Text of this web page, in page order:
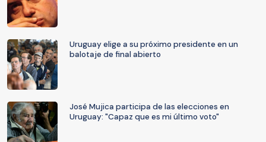
Uruguay elige a su próximo presidente en un
balotaje de final abierto
José Mujica participa de las elecciones en
Uruguay: "Capaz que es mi último voto"